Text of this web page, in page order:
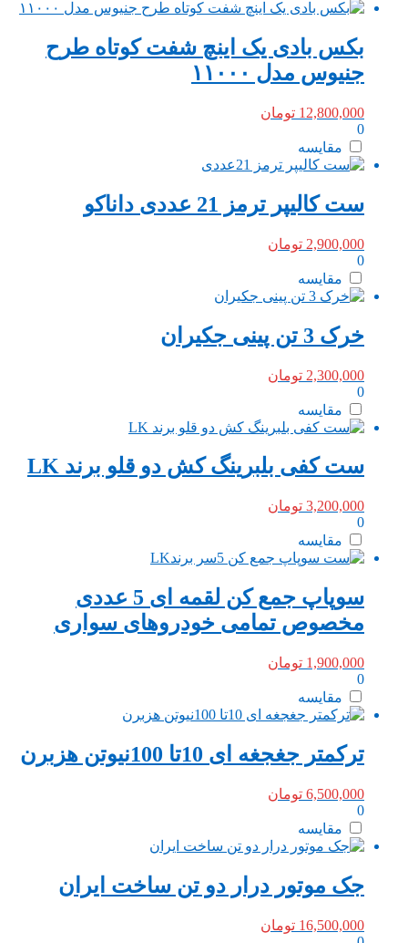
بکس بادی یک اینچ شفت کوتاه طرح
جنیوس مدل ۱۱۰۰۰
12,800,000 تومان
0
مقایسه
ست کالیپر ترمز 21 عددی داناکو
2,900,000 تومان
0
مقایسه
خرک 3 تن پینی جکیران
2,300,000 تومان
0
مقایسه
ست کفی بلبرینگ کش دو قلو برند LK
3,200,000 تومان
0
مقایسه
سوپاپ جمع کن لقمه ای 5 عددی
مخصوص تمامی خودروهای سواری
1,900,000 تومان
0
مقایسه
ترکمتر جغجغه ای 10تا 100نیوتن هزبرن
6,500,000 تومان
0
مقایسه
جک موتور درار دو تن ساخت ایران
16,500,000 تومان